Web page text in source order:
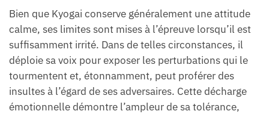
Bien que Kyogai conserve généralement une attitude
calme, ses limites sont mises à l’épreuve lorsqu’il est
suffisamment irrité. Dans de telles circonstances, il
déploie sa voix pour exposer les perturbations qui le
tourmentent et, étonnamment, peut proférer des
insultes à l’égard de ses adversaires. Cette décharge
émotionnelle démontre l’ampleur de sa tolérance,